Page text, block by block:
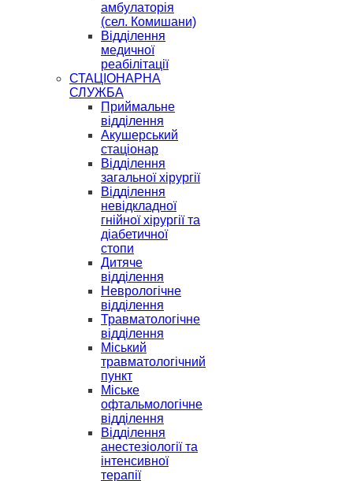
амбулаторія
(сел. Комишани)
Відділення
медичної
реабілітації
СТАЦІОНАРНА
СЛУЖБА
Приймальне
відділення
Акушерський
стаціонар
Відділення
загальної хірургії
Відділення
невідкладної
гнійної хірургії та
діабетичної
стопи
Дитяче
відділення
Неврологічне
відділення
Травматологічне
відділення
Міський
травматологічний
пункт
Міське
офтальмологічне
відділення
Відділення
анестезіології та
інтенсивної
терапії